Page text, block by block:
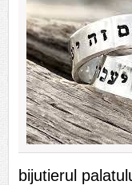
bijutierul